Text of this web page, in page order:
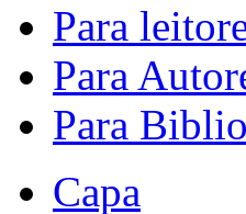
Para
Para
Para
Capa